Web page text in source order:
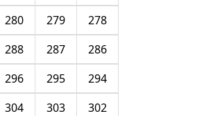
278
279
280
286
287
288
294
295
296
302
303
304